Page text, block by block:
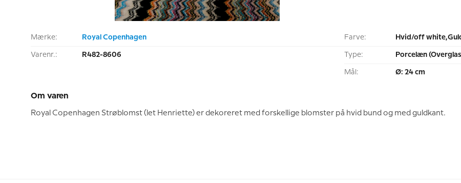
Mærke: Royal Copenhagen
Varenr.: R482-8606
Farve: Hvid/off
Type: Porcelæn
Mål: Ø: 24 cm
Om varen
Royal Copenhagen Strøblomst (let Henriette) er dekoreret med forskellige blomster på hvid bund og med guldkant.